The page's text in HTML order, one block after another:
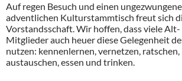
Auf regen Besuch und einen
adventlichen Kulturstammtisch freut sich
Vorstandsschaft. Wir hoffen, dass viele Alt-
Mitglieder auch heuer diese Gelegenheit
nutzen: kennenlernen, vernetzen, ratschen,
austauschen, essen und trinken.